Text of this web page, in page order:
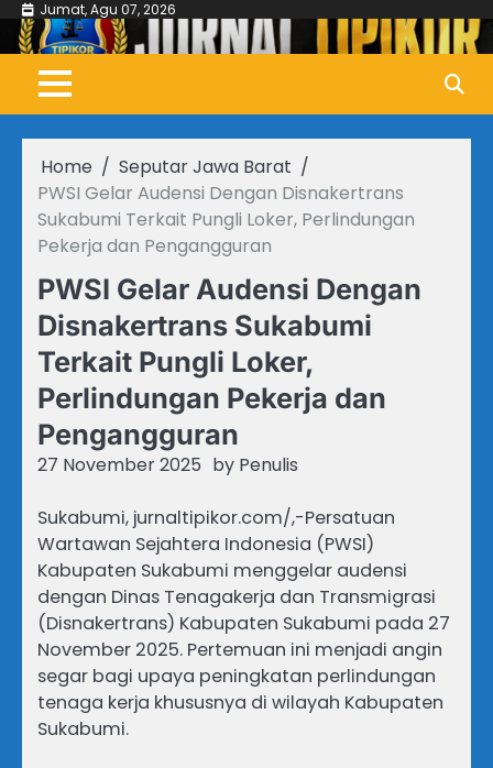
Skip
content
Jumat, Agu 07, 2026
Home
Seputar Jawa Barat
PWSI Gelar Audensi Dengan Disnakertrans
Sukabumi Terkait Pungli Loker, Perlindungan
Pekerja dan Pengangguran
PWSI Gelar Audensi Dengan
Disnakertrans Sukabumi
Terkait Pungli Loker,
Perlindungan Pekerja dan
Pengangguran
27 November 2025 by Penulis
Sukabumi, jurnaltipikor.com/,-Persatuan
Wartawan Sejahtera Indonesia (PWSI)
Kabupaten Sukabumi menggelar audensi
dengan Dinas Tenagakerja dan Transmigrasi
(Disnakertrans) Kabupaten Sukabumi pada 27
November 2025. Pertemuan ini menjadi angin
segar bagi upaya peningkatan perlindungan
tenaga kerja khususnya di wilayah Kabupaten
Sukabumi.